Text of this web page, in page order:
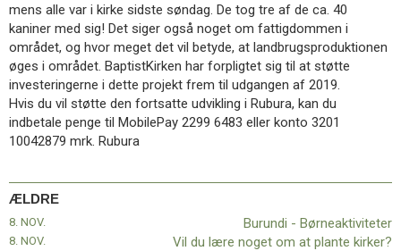
Børneaktiviteter
mens alle var i kirke sidste søndag. De tog tre af de ca. 40
kaniner med sig! Det siger også noget om fattigdommen i
området, og hvor meget det vil betyde, at landbrugsproduktionen
øges i området. BaptistKirken har forpligtet sig til at støtte
investeringerne i dette projekt frem til udgangen af 2019.
Hvis du vil støtte den fortsatte udvikling i Rubura, kan du
indbetale penge til MobilePay 2299 6483 eller konto 3201
10042879 mrk. Rubura
ÆLDRE
8. NOV. Burundi - Børneaktiviteter
8. NOV. Vil du lære noget om at plante kirker?